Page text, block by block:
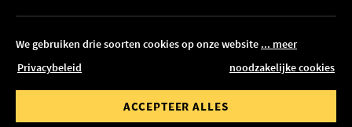
BEWERKEN IN CONFIGURATOR
We gebruiken drie soorten cookies op onze website ... meer
Privacybeleid
noodzakelijke cookies
ACCEPTEER ALLES
© 2026 Pickawood Nederland
Bestelwaarde tot